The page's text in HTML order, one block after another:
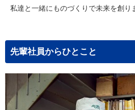
私達と一緒にものづくりで未来を創り
先輩社員からひとこと